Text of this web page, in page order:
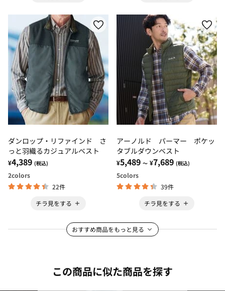
ダンロップ・リファインド さ
っと羽織るカジュアルベスト
¥4,389 (税込)
2colors
22件
チラ見をする
アーノルド パーマー ポケッ
タブルダウンベスト
¥5,489 ～ ¥7,689 (税込)
5colors
39件
チラ見をする
おすすめ商品をもっと見る
この商品に似た商品を探す